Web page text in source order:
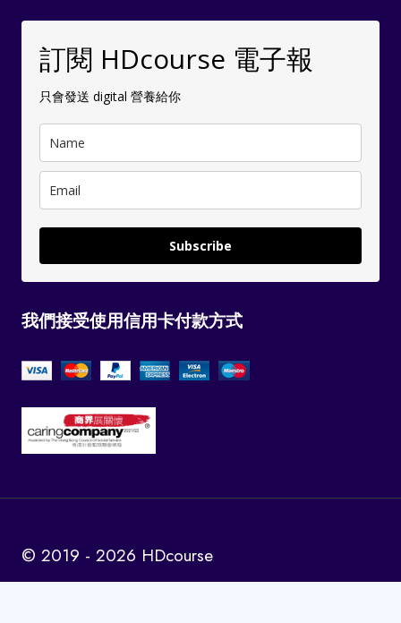
訂閱 HDcourse 電子報
只會發送 digital 營養給你
Subscribe
我們接受使用信用卡付款方式
© 2019 - 2026 HDcourse